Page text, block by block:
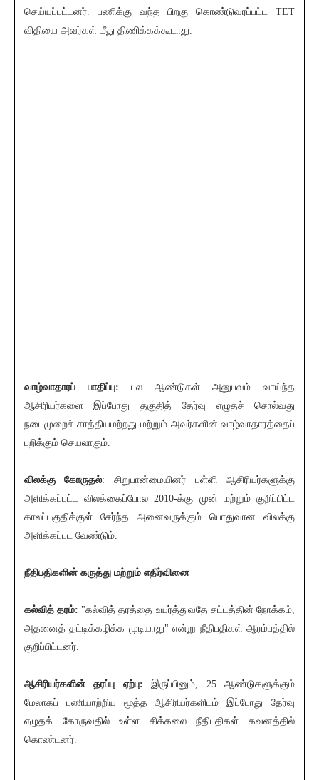
செய்யப்பட்டனர். பணிக்கு வந்த பிறகு கொண்டுவரப்பட்ட TET
விதியை அவர்கள் மீது திணிக்கக்கூடாது.
வாழ்வாதாரப் பாதிப்பு: பல ஆண்டுகள் அனுபவம் வாய்ந்த
ஆசிரியர்களை இப்போது தகுதித் தேர்வு எழுதச் சொல்வது
நடைமுறைச் சாத்தியமற்றது மற்றும் அவர்களின் வாழ்வாதாரத்தைப்
பறிக்கும் செயலாகும்.
விலக்கு கோருதல்: சிறுபான்மையினர் பள்ளி ஆசிரியர்களுக்கு
அளிக்கப்பட்ட விலக்கைப்போல 2010-க்கு முன் மற்றும் குறிப்பிட்ட
காலப்பகுதிக்குள் சேர்ந்த அனைவருக்கும் பொதுவான விலக்கு
அளிக்கப்பட வேண்டும்.
நீதிபதிகளின் கருத்து மற்றும் எதிர்வினை
கல்வித் தரம்: "கல்வித் தரத்தை உயர்த்துவதே சட்டத்தின் நோக்கம்,
அதனைத் தட்டிக்கழிக்க முடியாது" என்று நீதிபதிகள் ஆரம்பத்தில்
குறிப்பிட்டனர்.
ஆசிரியர்களின் தரப்பு ஏற்பு: இருப்பினும், 25 ஆண்டுகளுக்கும்
மேலாகப் பணியாற்றிய மூத்த ஆசிரியர்களிடம் இப்போது தேர்வு
எழுதக் கோருவதில் உள்ள சிக்கலை நீதிபதிகள் கவனத்தில்
கொண்டனர்.